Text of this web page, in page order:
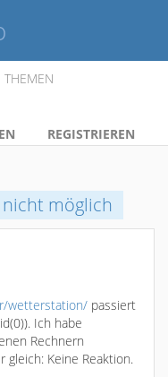
THEMEN
REGISTRIEREN
möglich
wetterstation/ passiert
Ich habe
Rechnern
Keine Reaktion.